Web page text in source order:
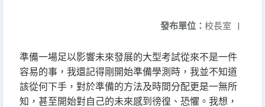
發布單位： 校長室 |
準備一場足以影響未來發展的大型考試從來不是一件
容易的事，我還記得剛開始準備學測時，我並不知道
該從何下手，對於準備的方法及時間分配更是一無所
知，甚至開始對自己的未來感到徬徨、恐懼。我想，